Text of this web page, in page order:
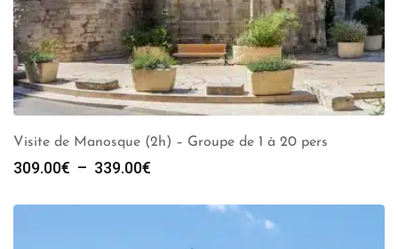
Visite de Manosque (2h) – Groupe de 1 à 20 pers
309.00€ – 339.00€
prix :